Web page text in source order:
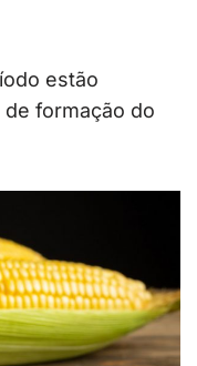
estão
formação do